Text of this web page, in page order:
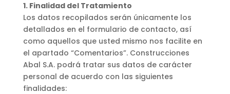
1. Finalidad del Tratamiento
Los datos recopilados serán únicamente los
detallados en el formulario de contacto, así
como aquellos que usted mismo nos facilite en
el apartado “Comentarios”. Construcciones
Abal S.A. podrá tratar sus datos de carácter
personal de acuerdo con las siguientes
finalidades: